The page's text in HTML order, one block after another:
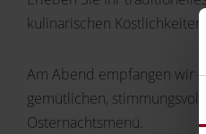
kulinarischen Köstlichkeiten
Am Abend empfangen wir
gemütlichen,
Osternachtsmenü.